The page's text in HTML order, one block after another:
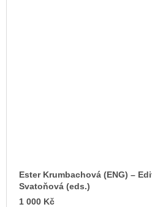
Ester Krumbachová (ENG) –⁠
Svatoňová (eds.)
1 000 Kč